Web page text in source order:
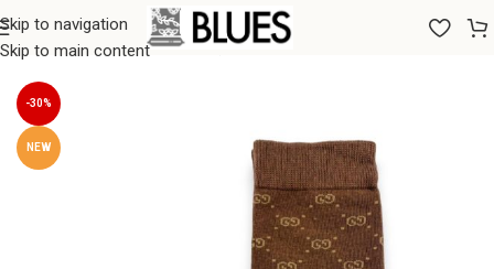
Skip to navigation
Skip to main content
Sākums/Zeķes/Sieviešu zeķes
-30%
NEW